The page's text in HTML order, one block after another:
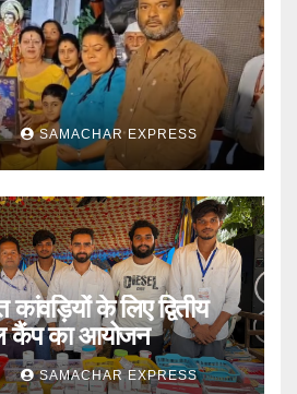
SAMACHAR EXPRESS
के लिए द्वितीय
कैंप का आयोजन
SAMACHAR EXPRESS